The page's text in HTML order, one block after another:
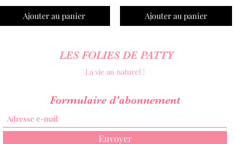
Ajouter au panier Ajouter au panier
LES FOLIES DE PATTY
La vie au naturel !
Formulaire d'abonnement
Envoyer